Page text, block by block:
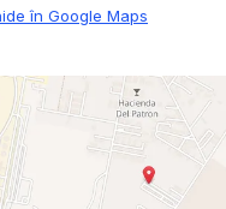
în Google Maps